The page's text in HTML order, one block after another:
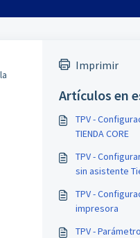
Imprimir
Artículos en
TPV -
TIENDA CORE
TPV -
sin asistente
TPV -
impresora
TPV -